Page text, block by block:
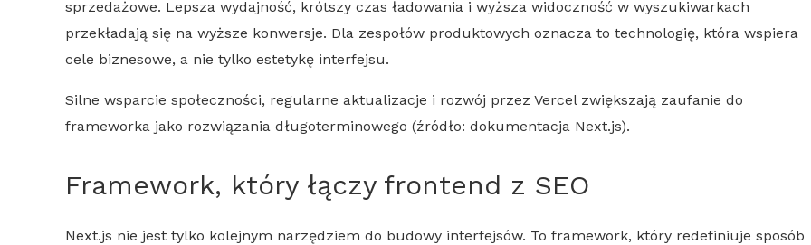
sprzedażowe. Lepsza wydajność, krótszy czas ładowania i wyższa widoczność w wyszukiwarkach
przekładają się na wyższe konwersje. Dla zespołów produktowych oznacza to technologię, która wspiera
cele biznesowe, a nie tylko estetykę interfejsu.
Silne wsparcie społeczności, regularne aktualizacje i rozwój przez Vercel zwiększają zaufanie do
frameworka jako rozwiązania długoterminowego (źródło: dokumentacja Next.js).
Framework, który łączy frontend z SEO
Next.js nie jest tylko kolejnym narzędziem do budowy interfejsów. To framework, który redefiniuje sposób